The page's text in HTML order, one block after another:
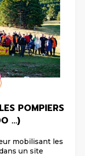
POMPIERS
…)
mobilisant les
un site